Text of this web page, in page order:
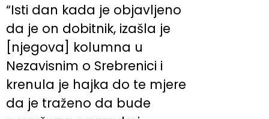
“Isti dan kada je objavljeno
da je on dobitnik, izašla je
[njegova] kolumna u
Nezavisnim o Srebrenici i
krenula je hajka do te mjere
da je traženo da bude